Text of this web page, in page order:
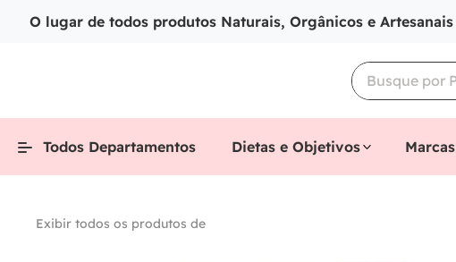
O lugar de todos produtos Naturais, Orgânicos e Artesanais
Todos Departamentos Dietas e Objetivos Marcas
Exibir todos os produtos de